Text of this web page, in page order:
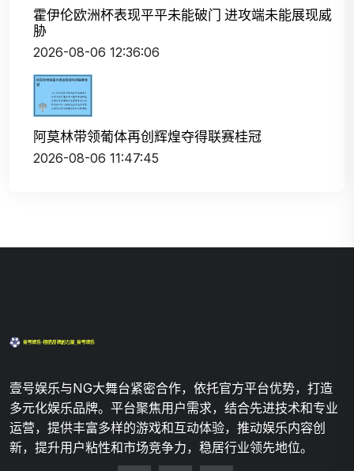
霍伊伦欧洲杯表现平平未能破门 进攻端未能展现威
胁
2026-08-06 12:36:06
阿莫林带领葡体再创辉煌夺得联赛桂冠
2026-08-06 11:47:45
壹号娱乐与NG大舞台紧密合作，依托官方平台优势，打造
多元化娱乐品牌。平台聚焦用户需求，结合先进技术和专业
运营，提供丰富多样的游戏和互动体验，推动娱乐内容创
新，提升用户粘性和市场竞争力，稳居行业领先地位。